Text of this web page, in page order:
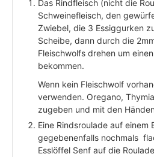
Das Rindfleisch (nicht die
Schweinefleisch, den
Zwiebel, die 3 Essiggurken
Scheibe, dann durch die
Fleischwolfs drehen um
bekommen.
Wenn kein Fleischwolf
verwenden. Oregano,
zugeben und mit den
Eine Rindsroulade auf
gegebenenfalls nochmals
Esslöffel Senf auf die